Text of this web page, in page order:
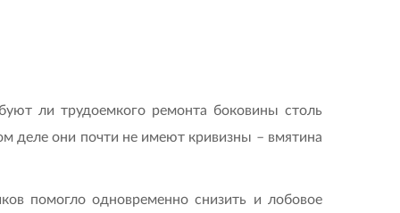
ли трудоемкого ремонта боковины столь
деле они почти не имеют кривизны – вмятина
помогло одновременно снизить и лобовое